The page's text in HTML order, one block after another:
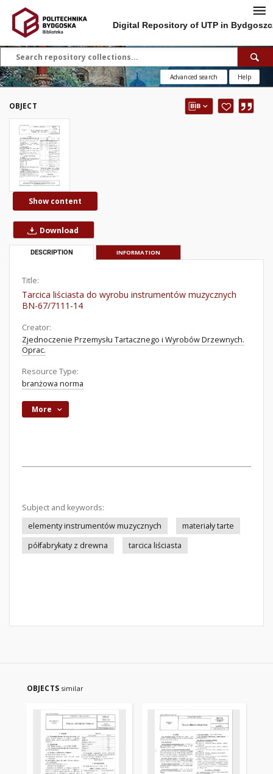
Digital Repository of UTP in
Advanced search Help
OBJECT
Show content
Download
DESCRIPTION INFORMATION
Title:
Tarcica liściasta do wyrobu instrumentów muzycznych
BN-67/7111-14
Creator:
Zjednoczenie Przemysłu Tartacznego i Wyrobów Drzewnych.
Oprac.
Resource Type:
branżowa norma
More
Subject and keywords:
elementy instrumentów muzycznych
materiały tarte
półfabrykaty z drewna
tarcica liściasta
OBJECTS similar